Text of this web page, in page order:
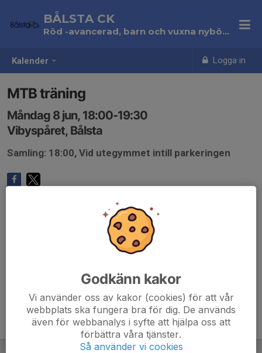
Kalender Logga in
BÅLSTA CK
Röd -avancerad, barn och vuxna nybörjare
MTB träning
Måndag 8 jun, 18:00-19:30
Vibyspåret, Bålsta
Samling: 18:00, Vid utegymmet intill parkeringen
Godkänn kakor
Vi använder oss av kakor (cookies) för att vår
webbplats ska fungera bra för dig. De används
även för webbanalys i syfte att hjälpa oss att
förbättra våra tjänster.
Så använder vi cookies